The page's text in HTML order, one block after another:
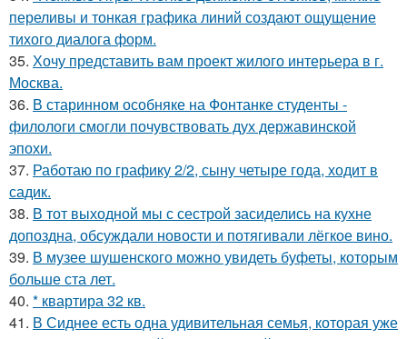
переливы и тонкая графика линий создают ощущение
тихого диалога форм.
35. Хочу представить вам проект жилого интерьера в г.
Москва.
36. В старинном особняке на Фонтанке студенты -
филологи смогли почувствовать дух державинской
эпохи.
37. Работаю по графику 2/2, сыну четыре года, ходит в
садик.
38. В тот выходной мы с сестрой засиделись на кухне
допоздна, обсуждали новости и потягивали лёгкое вино.
39. В музее шушенского можно увидеть буфеты, которым
больше ста лет.
40. * квартира 32 кв.
41. В Сиднее есть одна удивительная семья, которая уже